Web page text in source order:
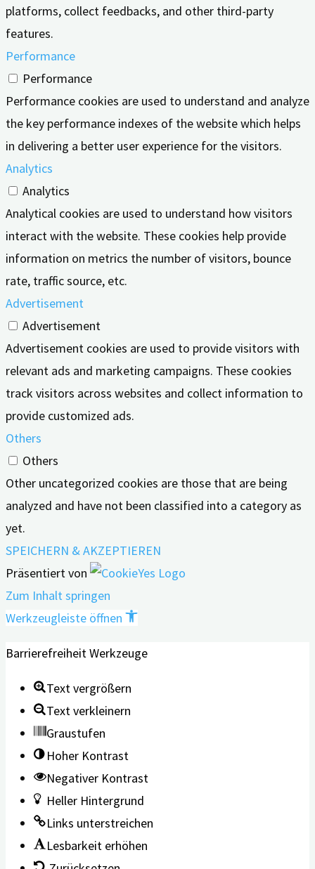
platforms, collect feedbacks, and other third-party
features.
Performance
Performance
Performance cookies are used to understand and analyze
the key performance indexes of the website which helps
in delivering a better user experience for the visitors.
Analytics
Analytics
Analytical cookies are used to understand how visitors
interact with the website. These cookies help provide
information on metrics the number of visitors, bounce
rate, traffic source, etc.
Advertisement
Advertisement
Advertisement cookies are used to provide visitors with
relevant ads and marketing campaigns. These cookies
track visitors across websites and collect information to
provide customized ads.
Others
Others
Other uncategorized cookies are those that are being
analyzed and have not been classified into a category as
yet.
SPEICHERN & AKZEPTIEREN
Präsentiert von
Zum Inhalt springen
Werkzeugleiste öffnen
Barrierefreiheit Werkzeuge
Text vergrößern
Text verkleinern
Graustufen
Hoher Kontrast
Negativer Kontrast
Heller Hintergrund
Links unterstreichen
Lesbarkeit erhöhen